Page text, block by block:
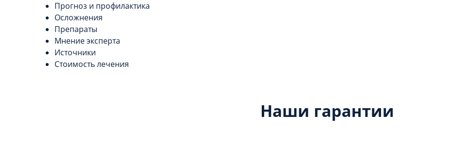
Прогноз и профилактика
Осложнения
Препараты
Мнение эксперта
Источники
Стоимость лечения
Наши гарантии